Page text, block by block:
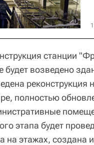
станции
будет возведено
реконструкция
полностью
этапа будет
на этажах, создана